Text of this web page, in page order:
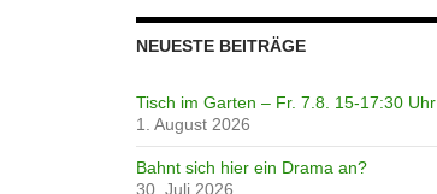
NEUESTE BEITRÄGE
Tisch im Garten – Fr. 7.8. 15-17:30 Uhr
1. August 2026
Bahnt sich hier ein Drama an?
30. Juli 2026